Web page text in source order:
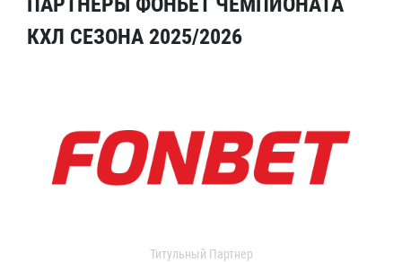
КХЛ СЕЗОНА 2025/2026
Титульный Партнер